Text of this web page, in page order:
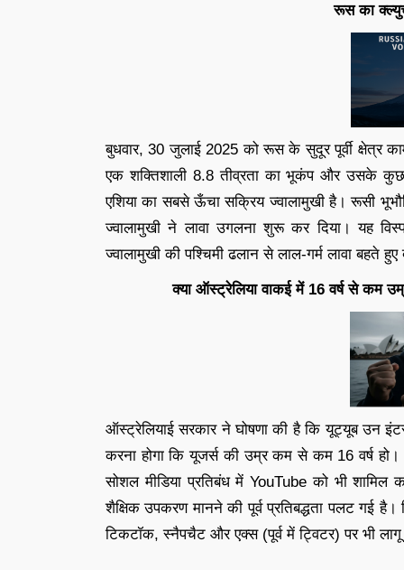
रूस का
बुधवार, 30 जुलाई 2025 को रूस के सुदूर पूर्वी क्षेत्र
एक शक्तिशाली 8.8 तीव्रता का भूकंप और उसके कुछ
एशिया का सबसे ऊँचा सक्रिय ज्वालामुखी है। रूसी
ज्वालामुखी ने लावा उगलना शुरू कर दिया। यह
ज्वालामुखी की पश्चिमी ढलान से लाल-गर्म लावा बहते
क्या ऑस्ट्रेलिया वाकई में 16 वर्ष से कम
ऑस्ट्रेलियाई सरकार ने घोषणा की है कि यूट्यूब उन
करना होगा कि यूजर्स की उम्र कम से कम 16 वर्ष
सोशल मीडिया प्रतिबंध में YouTube को भी
शैक्षिक उपकरण मानने की पूर्व प्रतिबद्धता पलट गई
टिकटॉक, स्नैपचैट और एक्स (पूर्व में ट्विटर) पर भी लागू